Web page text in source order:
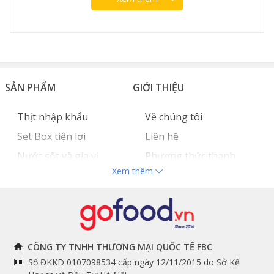
SẢN PHẨM
Thịt nhập khẩu
Set Box tiện lợi
Nước sốt và gia vị
GIỚI THIỆU
Về chúng tôi
Liên hệ
Phương thức thanh
toán
Tuyển dụng
THÔNG TIN
Chính sách và quy định
THEO DÕI NGAY
Facebook
Xem thêm
CÔNG TY TNHH THƯƠNG MẠI QUỐC TẾ FBC
Số ĐKKD 0107098534 cấp ngày 12/11/2015 do Sở Kế